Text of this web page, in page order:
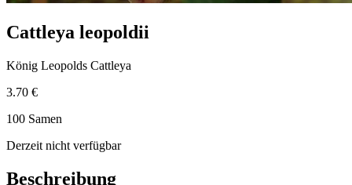
Cattleya leopoldii
König Leopolds Cattleya
3.70 €
100 Samen
Derzeit nicht verfügbar
Beschreibung